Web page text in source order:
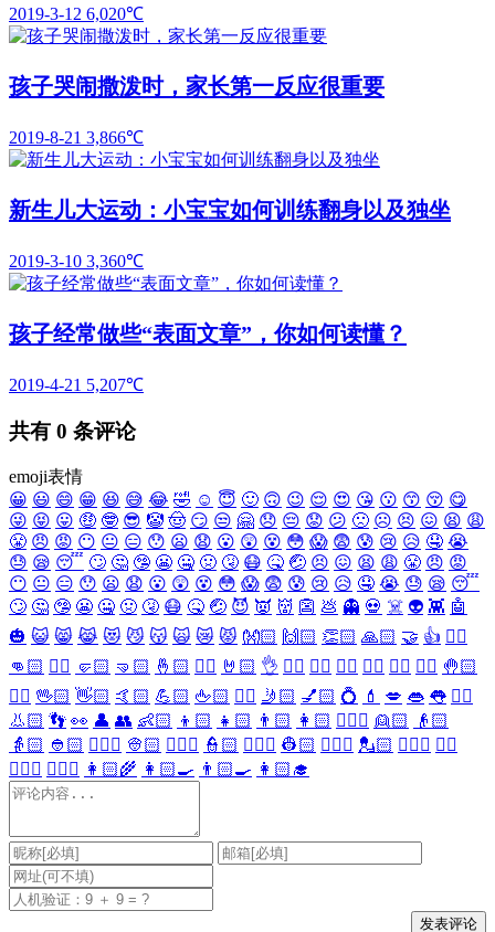
2019-3-12 6,020℃
孩子哭闹撒泼时，家长第一反应很重要
2019-8-21 3,866℃
新生儿大运动：小宝宝如何训练翻身以及独坐
2019-3-10 3,360℃
孩子经常做些“表面文章”，你如何读懂？
2019-4-21 5,207℃
共有 0 条评论
emoji表情
😀 😃 😄 😁 😆 😅 😂 🤣 ☺️ 😇 🙂 🙃 😉 😌 😍 😘 😗 😙 😚 😋
😜 😝 😛 🤑 🤓 😎 🤡 🤠 😏 😒 🤗 😞 😔 😟 😕 🙁 ☹️ 😣 😖 😫 😩
😤 😠 😡 😶 😐 😑 😯 😦 😧 😮 😲 😵 😳 😱 😨 😰 😢 😥 🤤 😭
😓 😪 😴 🙄 🤔 🤥 😬 🤐 🤢 🤧 😷 🤒 🤕 😣 😖 😫 😩 😤 😠 😡
😶 😐 😑 😯 😦 😧 😮 😲 😵 😳 😱 😨 😰 😢 😥 🤤 😭 😓 😪 😴
🙄 🤔 🤥 😬 🤐 🤢 🤧 😷 🤒 🤕 😈 👿 👹 👺 💩 👻 💀 ☠️ 👽 👾 🤖
🎃 😺 😸 😹 😻 😼 😽 🙀 😿 😾 👐🏻 🙌🏻 👏🏻 🙏🏻 🤝 👍 👎🏻
👊🏻 ✊🏻 🤛🏻 🤜🏻 🤞🏻 ✌🏻 🤘🏻 👌 👈🏻 👉🏻 👆🏻 👇🏻 ☝🏻 ✋🏻 🤚🏻
🖐🏻 🖖🏻 👋🏻 🤙🏻 💪🏻 🖕🏻 ✍🏻 🤳🏻 💅🏻 💍 💄 💋 👄 👅 👂🏻
👃🏻 👣 👀 👤 👥 👶🏻 👦🏻 👧🏻 👨🏻 👩🏻 👱🏻‍♀️ 👱🏻
👴🏻
👵🏻 👲🏻 👳🏻‍♀️ 👳🏻 👮🏻‍♀️ 👮🏻 👷🏻‍♀️ 👷🏻 💂🏻‍♀️ 💂🏻 🕵🏻‍♀️ 🕵🏻
👩🏻‍⚕️ 👨🏻‍⚕️ 👩🏻‍🌾 👩🏻‍🍳 👨🏻‍🍳 👩🏻‍🎓